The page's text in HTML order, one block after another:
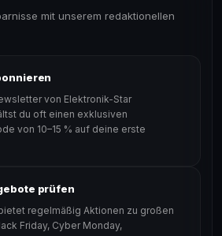
mit unserem redaktionellen
von Elektronik-Star
du oft einen exklusiven
von 10–15 % auf deine erste
prüfen
regelmäßig Aktionen zu großen
Friday, Cyber Monday,